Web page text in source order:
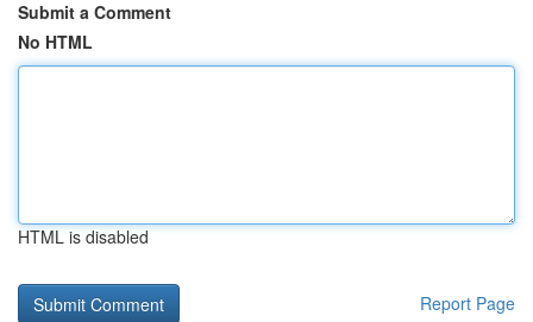
Submit a Comment
No HTML
HTML is disabled
Report Page